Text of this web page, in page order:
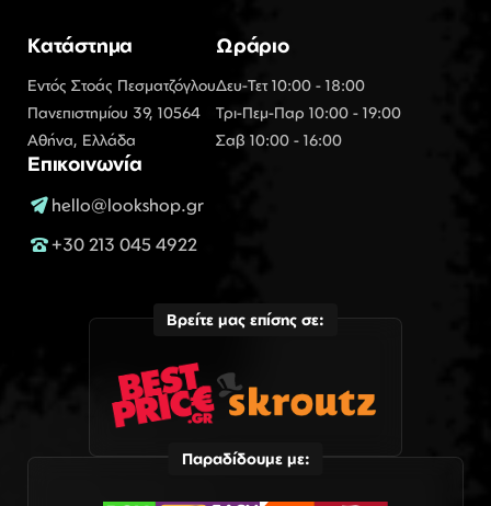
Κατάστημα
Εντός Στοάς Πεσματζόγλου
Πανεπιστημίου 39, 10564
Αθήνα, Ελλάδα
Ωράριο
Δευ-Τετ 10:00 - 18:00
Τρι-Πεμ-Παρ 10:00 - 19:00
Σαβ 10:00 - 16:00
Επικοινωνία
hello@lookshop.gr
+30 213 045 4922
Βρείτε μας επίσης σε:
Παραδίδουμε με: